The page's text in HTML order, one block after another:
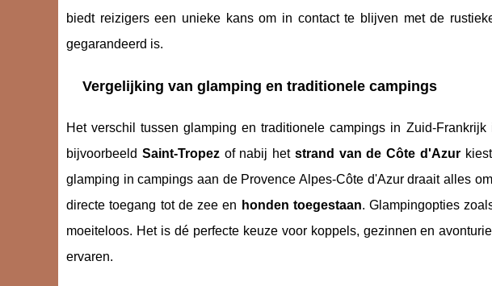
biedt reizigers een unieke kans om in contact te blijven met de
gegarandeerd is.
Vergelijking van glamping en traditionele campings
Het verschil tussen glamping en traditionele campings in Zuid-
bijvoorbeeld Saint-Tropezof nabij het strand van de Côte d'Azurkiest
glamping in campings aan de Provence Alpes-Côte d'Azur draait alles
directe toegang tot de zee en honden toegestaan. Glampingopties
moeiteloos. Het is dé perfecte keuze voor koppels, gezinnen en
ervaren.